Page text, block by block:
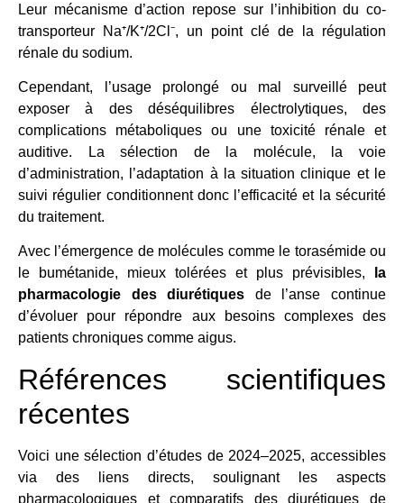
Leur mécanisme d’action repose sur l’inhibition du co-
transporteur Na⁺/K⁺/2Cl⁻, un point clé de la régulation
rénale du sodium.
Cependant, l’usage prolongé ou mal surveillé peut
exposer à des déséquilibres électrolytiques, des
complications métaboliques ou une toxicité rénale et
auditive. La sélection de la molécule, la voie
d’administration, l’adaptation à la situation clinique et le
suivi régulier conditionnent donc l’efficacité et la sécurité
du traitement.
Avec l’émergence de molécules comme le torasémide ou
le bumétanide, mieux tolérées et plus prévisibles,
la
pharmacologie des diurétiques de l’anse continue
d’évoluer pour répondre aux besoins complexes des
patients chroniques comme aigus.
Références scientifiques
récentes
Voici une sélection d’études de 2024–2025, accessibles
via des liens directs, soulignant les aspects
pharmacologiques et comparatifs des diurétiques de